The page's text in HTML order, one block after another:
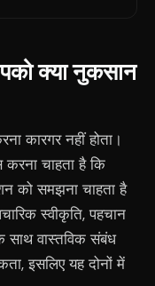
क्या नुकसान
कारगर नहीं होता।
करना चाहता है कि
को समझना चाहता है
स्वीकृति, पहचान
साथ वास्तविक संबंध
इसलिए यह दोनों में